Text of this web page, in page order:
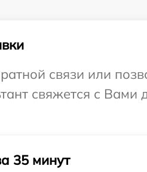
связи или
свяжется с
35 минут